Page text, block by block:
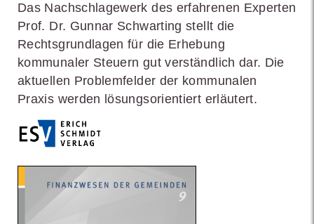
Das Nachschlagewerk des erfahrenen Experten
Prof. Dr. Gunnar Schwarting stellt die
Rechtsgrundlagen für die Erhebung
kommunaler Steuern gut verständlich dar. Die
aktuellen Problemfelder der kommunalen
Praxis werden lösungsorientiert erläutert.